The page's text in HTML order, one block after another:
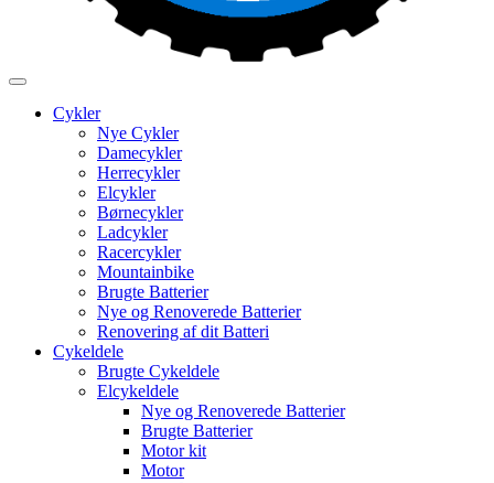
Cykler
Nye Cykler
Damecykler
Herrecykler
Elcykler
Børnecykler
Ladcykler
Racercykler
Mountainbike
Brugte Batterier
Nye og Renoverede Batterier
Renovering af dit Batteri
Cykeldele
Brugte Cykeldele
Elcykeldele
Nye og Renoverede Batterier
Brugte Batterier
Motor kit
Motor